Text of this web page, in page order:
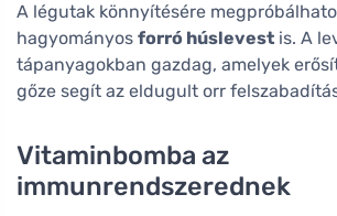
A légutak könnyítésére
hagyományos forró húslevest is. A
tápanyagokban gazdag, amelyek
gőze segít az eldugult orr
Vitaminbomba az
immunrendszerednek